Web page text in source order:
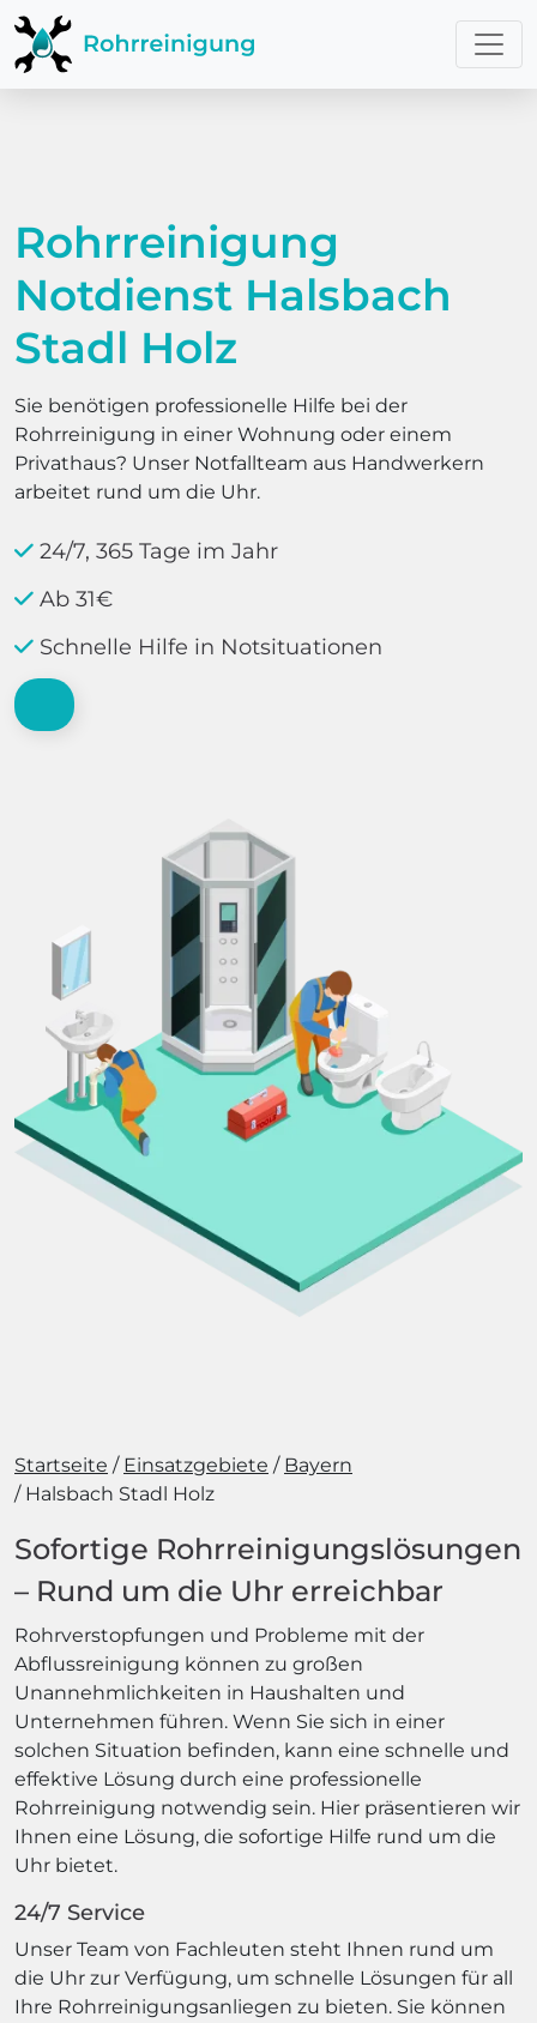
Rohrreinigung
Notdienst Halsbach
Stadl Holz
Sie benötigen professionelle Hilfe bei der
Rohrreinigung in einer Wohnung oder einem
Privathaus? Unser Notfallteam aus Handwerkern
arbeitet rund um die Uhr.
24/7, 365 Tage im Jahr
Ab 31€
Schnelle Hilfe in Notsituationen
Startseite Einsatzgebiete
Bayern
Halsbach Stadl Holz
Sofortige Rohrreinigungslösungen
– Rund um die Uhr erreichbar
Rohrverstopfungen und Probleme mit der
Abflussreinigung können zu großen
Unannehmlichkeiten in Haushalten und
Unternehmen führen. Wenn Sie sich in einer
solchen Situation befinden, kann eine schnelle und
effektive Lösung durch eine professionelle
Rohrreinigung notwendig sein. Hier präsentieren wir
Ihnen eine Lösung, die sofortige Hilfe rund um die
Uhr bietet.
24/7 Service
Unser Team von Fachleuten steht Ihnen rund um
die Uhr zur Verfügung, um schnelle Lösungen für all
Ihre Rohrreinigungsanliegen zu bieten. Sie können